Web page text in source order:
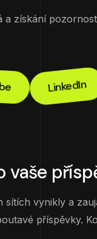
získání
LinkedIn
vaše
vynikly a
příspěvky.